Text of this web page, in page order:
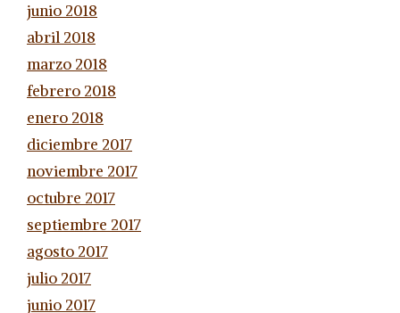
junio 2018
abril 2018
marzo 2018
febrero 2018
enero 2018
diciembre 2017
noviembre 2017
octubre 2017
septiembre 2017
agosto 2017
julio 2017
junio 2017